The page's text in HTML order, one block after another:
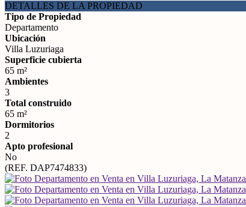
DETALLES DE LA PROPIEDAD
Tipo de Propiedad
Departamento
Ubicación
Villa Luzuriaga
Superficie cubierta
65 m²
Ambientes
3
Total construido
65 m²
Dormitorios
2
Apto profesional
No
(REF. DAP7474833)